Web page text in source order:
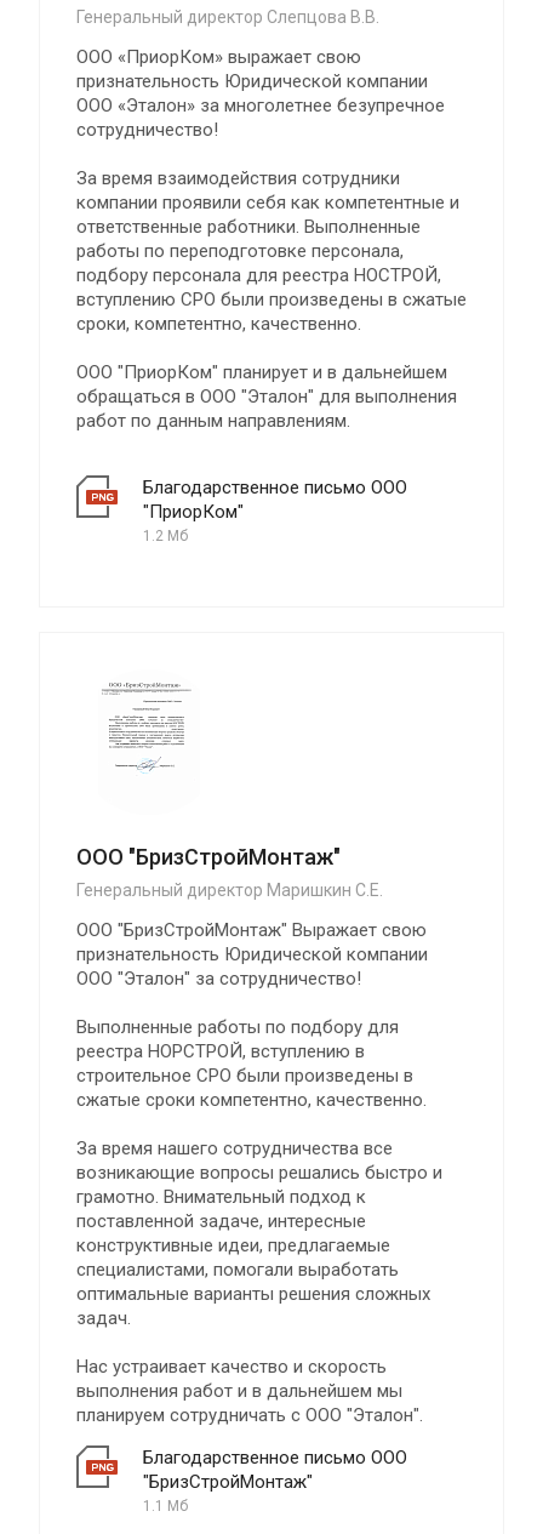
Генеральный директор Слепцова В.В.
ООО «ПриорКом» выражает свою
признательность Юридической компании
ООО «Эталон» за многолетнее безупречное
сотрудничество!
За время взаимодействия сотрудники
компании проявили себя как компетентные и
ответственные работники. Выполненные
работы по переподготовке персонала,
подбору персонала для реестра НОСТРОЙ,
вступлению СРО были произведены в сжатые
сроки, компетентно, качественно.
ООО "ПриорКом" планирует и в дальнейшем
обращаться в ООО "Эталон" для выполнения
работ по данным направлениям.
Благодарственное письмо ООО
"ПриорКом"
1.2 Мб
ООО "БризСтройМонтаж"
Генеральный директор Маришкин С.Е.
ООО "БризСтройМонтаж" Выражает свою
признательность Юридической компании
ООО "Эталон" за сотрудничество!
Выполненные работы по подбору для
реестра НОРСТРОЙ, вступлению в
строительное СРО были произведены в
сжатые сроки компетентно, качественно.
За время нашего сотрудничества все
возникающие вопросы решались быстро и
грамотно. Внимательный подход к
поставленной задаче, интересные
конструктивные идеи, предлагаемые
специалистами, помогали выработать
оптимальные варианты решения сложных
задач.
Нас устраивает качество и скорость
выполнения работ и в дальнейшем мы
планируем сотрудничать с ООО "Эталон".
Благодарственное письмо ООО
"БризСтройМонтаж"
1.1 Мб